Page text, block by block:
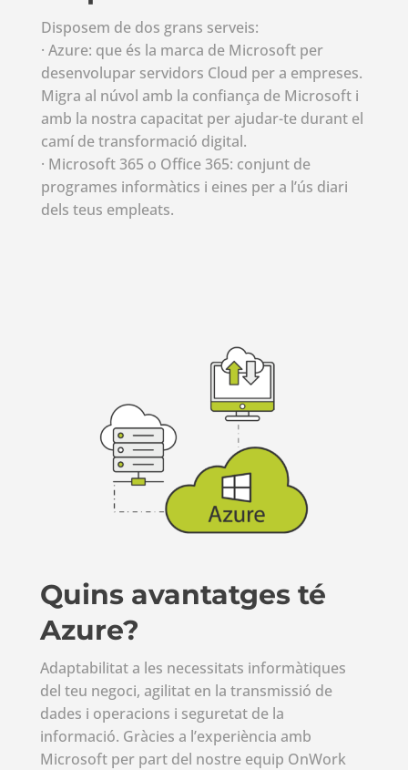
Disposem de dos grans serveis:
· Azure: que és la marca de Microsoft per
desenvolupar servidors Cloud per a empreses.
Migra al núvol amb la confiança de Microsoft i
amb la nostra capacitat per ajudar-te durant el
camí de transformació digital.
· Microsoft 365 o Office 365: conjunt de
programes informàtics i eines per a l’ús diari
dels teus empleats.
Quins avantatges té
Azure?
Adaptabilitat a les necessitats informàtiques
del teu negoci, agilitat en la transmissió de
dades i operacions i seguretat de la
informació. Gràcies a l’experiència amb
Microsoft per part del nostre equip OnWork